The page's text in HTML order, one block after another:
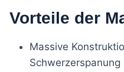
Vorteile der
Massive
Schwerzerspanung